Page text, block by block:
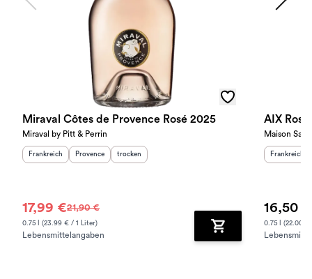
Miraval Côtes de Provence Rosé 2025
Miraval by Pitt & Perrin
Herkunftsland
Frankreich Herkunftsregion:
Provence Geschmack
trocken
17,99 €21,90 €
0.75 l (23.99 € / 1 Liter)
Lebensmittelangaben Zum Warenkorb
AIX
Maison
Frankreich
16,50 €
0.75 l (22.00 €